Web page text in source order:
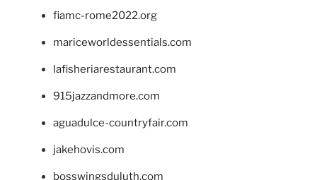
fiamc-rome2022.org
mariceworldessentials.com
lafisheriarestaurant.com
915jazzandmore.com
aguadulce-countryfair.com
jakehovis.com
bosswingsduluth.com